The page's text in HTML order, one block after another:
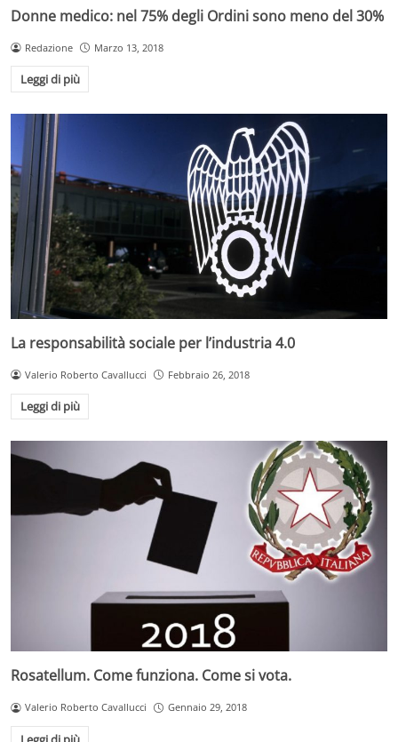
Donne medico: nel 75% degli Ordini sono meno del 30%
Redazione Marzo 13, 2018
Leggi di più
La responsabilità sociale per l’industria 4.0
Valerio Roberto Cavallucci Febbraio 26, 2018
Leggi di più
Rosatellum. Come funziona. Come si vota.
Valerio Roberto Cavallucci Gennaio 29, 2018